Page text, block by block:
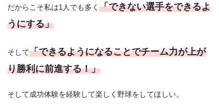
だからこそ私は1人でも多く 「できない選手をできるよ
うにする」
そして「できるようになることでチーム力が上が
り勝利に前進する！」
そして成功体験を経験して楽しく野球をしてほしい。